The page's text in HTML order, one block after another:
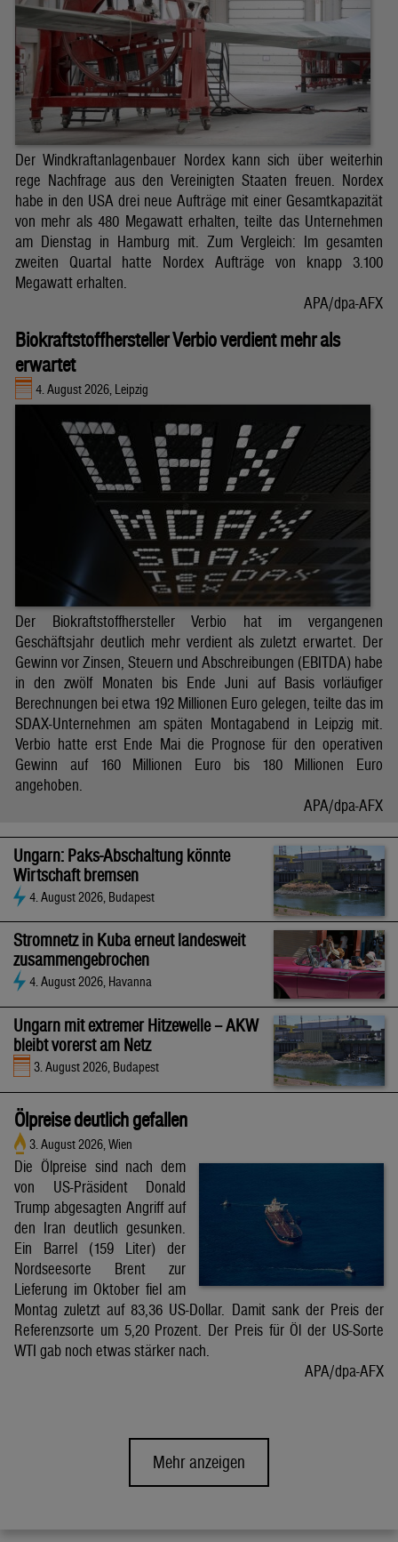
Der Windkraftanlagenbauer Nordex kann sich über weiterhin
rege Nachfrage aus den Vereinigten Staaten freuen. Nordex
habe in den USA drei neue Aufträge mit einer Gesamtkapazität
von mehr als 480 Megawatt erhalten, teilte das Unternehmen
am Dienstag in Hamburg mit. Zum Vergleich: Im gesamten
zweiten Quartal hatte Nordex Aufträge von knapp 3.100
Megawatt erhalten.
APA/dpa-AFX
Biokraftstoffhersteller Verbio verdient mehr als
erwartet
4. August 2026, Leipzig
Der Biokraftstoffhersteller Verbio hat im vergangenen
Geschäftsjahr deutlich mehr verdient als zuletzt erwartet. Der
Gewinn vor Zinsen, Steuern und Abschreibungen (EBITDA) habe
in den zwölf Monaten bis Ende Juni auf Basis vorläufiger
Berechnungen bei etwa 192 Millionen Euro gelegen, teilte das im
SDAX-Unternehmen am späten Montagabend in Leipzig mit.
Verbio hatte erst Ende Mai die Prognose für den operativen
Gewinn auf 160 Millionen Euro bis 180 Millionen Euro
angehoben.
APA/dpa-AFX
Ungarn: Paks-Abschaltung könnte
Wirtschaft bremsen
4. August 2026, Budapest
Stromnetz in Kuba erneut landesweit
zusammengebrochen
4. August 2026, Havanna
Ungarn mit extremer Hitzewelle – AKW
bleibt vorerst am Netz
3. August 2026, Budapest
Ölpreise deutlich gefallen
3. August 2026, Wien
Die Ölpreise sind nach dem
von US-Präsident Donald
Trump abgesagten Angriff auf
den Iran deutlich gesunken.
Ein Barrel (159 Liter) der
Nordseesorte Brent zur
Lieferung im Oktober fiel am
Montag zuletzt auf 83,36 US-Dollar. Damit sank der Preis der
Referenzsorte um 5,20 Prozent. Der Preis für Öl der US-Sorte
WTI gab noch etwas stärker nach.
APA/dpa-AFX
Mehr anzeigen